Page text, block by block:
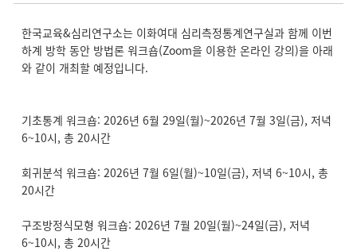
한국교육&심리연구소는 이화여대 심리측정통계연구실과 함께 이번
하계 방학 동안 방법론 워크숍(Zoom을 이용한 온라인 강의)을 아래
와 같이 개최할 예정입니다.
기초통계 워크숍: 2026년 6월 29일(월)~2026년 7월 3일(금), 저녁
6~10시, 총 20시간
회귀분석 워크숍: 2026년 7월 6일(월)~10일(금), 저녁 6~10시, 총
20시간
구조방정식모형 워크숍: 2026년 7월 20일(월)~24일(금), 저녁
6~10시, 총 20시간